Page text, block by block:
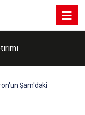
Şam'daki